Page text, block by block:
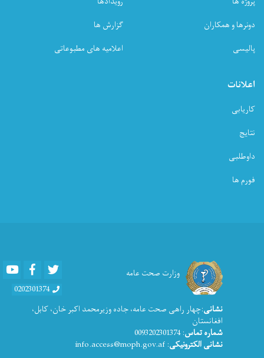
دونرها و همکاران
پالیسی
گزارش ها
اعلامیه های مطبوعاتی
اعلانات
کاریابی
نتایج
داوطلبی
فورم ها
وزارت صحت عامه Youtube Facebook
0202301374
نشانی:چهار راهی صحت عامه، جاده وزیرمحمد اکبر خان، کابل،
افغانستان
شماره تماس: 0093202301374
نشانی الکترونیکی: info.access@moph.gov.af